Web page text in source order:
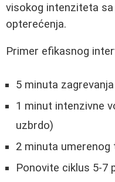
visokog intenziteta
opterećenja.
Primer efikasnog
5 minuta
1 minut intenzivne
uzbrdo)
2 minuta
Ponovite ciklus 5-7